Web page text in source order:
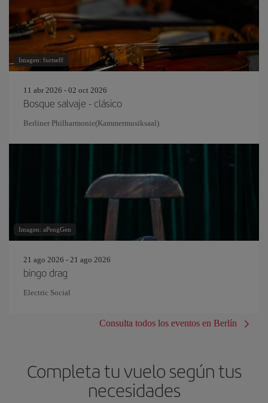
Imagen: furtseff
11 abr 2026 - 02 oct 2026
Bosque salvaje - clásico
Berliner Philharmonie(Kammermusiksaal)
Imagen: aPengGen
21 ago 2026 - 21 ago 2026
bingo drag
Electric Social
Consulta todos los eventos en Berlín
Completa tu vuelo según tus
necesidades